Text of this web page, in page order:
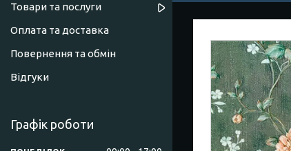
Товари та послуги
Оплата та доставка
Повернення та обмін
Відгуки
Графік роботи